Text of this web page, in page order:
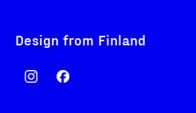
Design from Finland